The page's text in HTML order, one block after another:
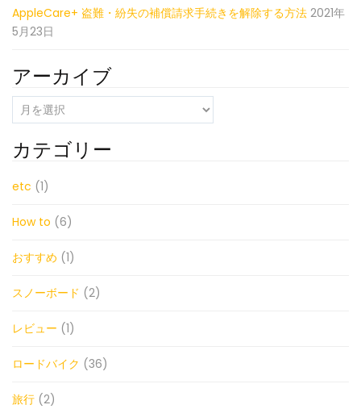
AppleCare+ 盗難・紛失の補償請求手続きを解除する方法 2021年
5月23日
アーカイブ
ー
カ
イ
ブ
カテゴリー
etc (1)
How to (6)
おすすめ (1)
スノーボード (2)
レビュー (1)
ロードバイク (36)
旅行 (2)